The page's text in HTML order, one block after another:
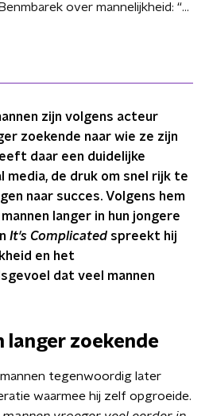
Acteur Walid Benmbarek over mannelijkheid: “Mannen blijven langer in hun jongere jaren hangen”
zijn volgens acteur
zoekende naar wie ze zijn
daar een duidelijke
media, de druk om snel rijk te
naar succes. Volgens hem
langer in hun jongere
It's Complicated spreekt hij
en het
dat veel mannen
langer zoekende
tegenwoordig later
waarmee hij zelf opgroeide.